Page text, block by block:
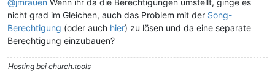
nicht grad im Gleichen, auch das Problem mit der Song-
Berechtigung (oder auch hier) zu lösen und da eine separate
Berechtigung einzubauen?
Hosting bei church.tools